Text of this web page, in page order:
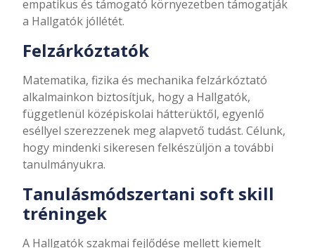
empatikus és támogató környezetben támogatják
a Hallgatók jóllétét.
Felzárkóztatók
Matematika, fizika és mechanika felzárkóztató
alkalmainkon biztosítjuk, hogy a Hallgatók,
függetlenül középiskolai hátterüktől, egyenlő
eséllyel szerezzenek meg alapvető tudást. Célunk,
hogy mindenki sikeresen felkészüljön a további
tanulmányukra.
Tanulásmódszertani soft skill
tréningek
A Hallgatók szakmai fejlődése mellett kiemelt